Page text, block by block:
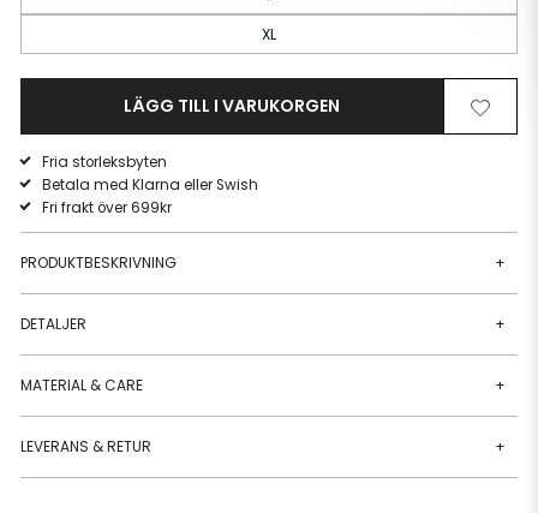
XL
LÄGG TILL I VARUKORGEN
Lägg
till
Ta
bort
Fria storleksbyten
Betala med Klarna eller Swish
Fri frakt över 699kr
PRODUKTBESKRIVNING +
DETALJER +
MATERIAL & CARE +
LEVERANS & RETUR +